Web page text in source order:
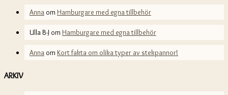
Anna om Hamburgare med egna tillbehör
Ulla B-J om Hamburgare med egna tillbehör
Anna om Kort fakta om olika typer av stekpannor!
ARKIV